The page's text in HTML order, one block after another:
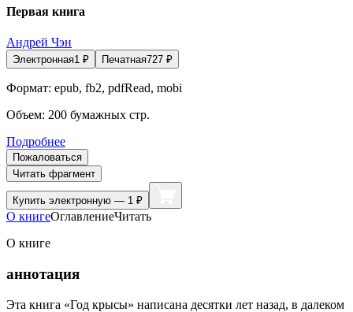
Первая книга
Андрей Чэн
Электронная1 ₽ Печатная727 ₽
Формат: epub, fb2, pdfRead, mobi
Объем: 200 бумажных стр.
Подробнее
Пожаловаться
Читать фрагмент
Купить электронную — 1 ₽
О книгеОглавлениеЧитать
О книге
аннотация
Эта книга «Год крысы» написана десятки лет назад, в далеком